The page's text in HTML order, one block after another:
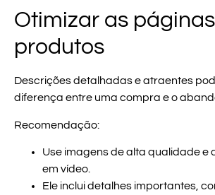
Otimizar as
produtos
Descrições detalhadas e atraentes
diferença entre uma compra e o
Recomendação:
Use imagens de alta qualidade e
em vídeo.
Ele inclui detalhes importantes,